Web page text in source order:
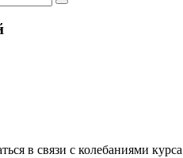
в связи с колебаниями